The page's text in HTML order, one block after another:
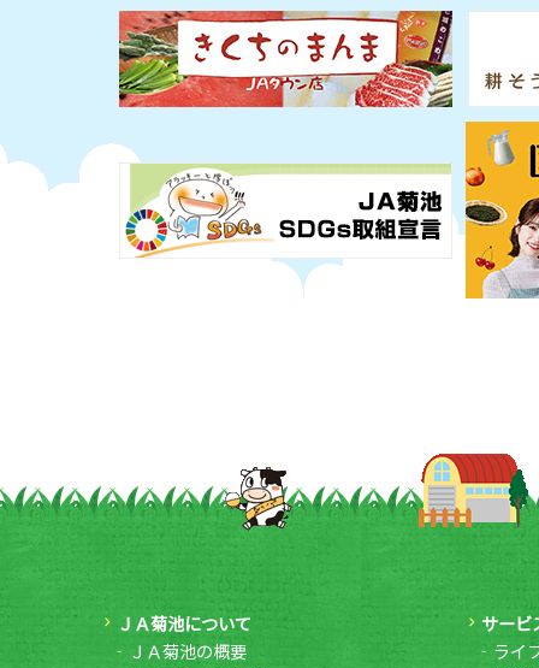
ＪＡ菊池について
ＪＡ菊池の概要
サービ
ライ